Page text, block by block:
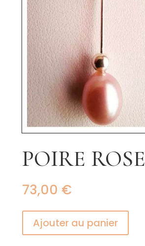
POIRE ROSE
73,00 €
Ajouter au panier